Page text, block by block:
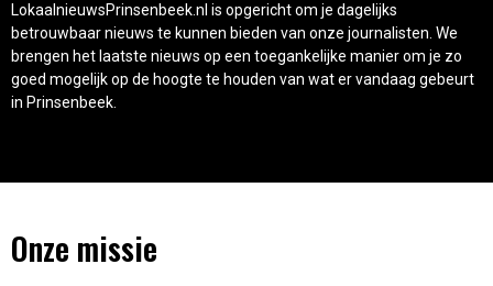
LokaalnieuwsPrinsenbeek.nl is opgericht om je dagelijks
betrouwbaar nieuws te kunnen bieden van onze journalisten. We
brengen het laatste nieuws op een toegankelijke manier om je zo
goed mogelijk op de hoogte te houden van wat er vandaag gebeurt
in Prinsenbeek.
Onze missie